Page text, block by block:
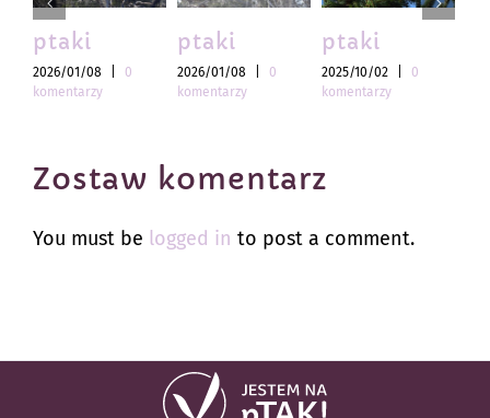
ptaki
2026/01/08
0
komentarzy
ptaki
2026/01/08
0
komentarzy
ptaki
2025/10/02
0
komentarzy
Zostaw komentarz
You must be logged in to post a comment.